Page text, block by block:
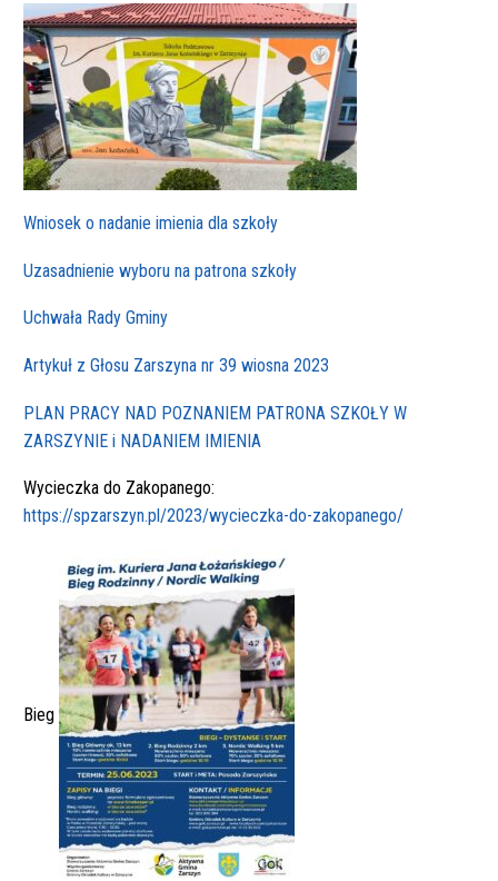
Wniosek o nadanie imienia dla szkoły
Uzasadnienie wyboru na patrona szkoły
Uchwała Rady Gminy
Artykuł z Głosu Zarszyna nr 39 wiosna 2023
PLAN PRACY NAD POZNANIEM PATRONA SZKOŁY W
ZARSZYNIE i NADANIEM IMIENIA
Wycieczka do Zakopanego:
https://spzarszyn.pl/2023/wycieczka-do-zakopanego/
Bieg